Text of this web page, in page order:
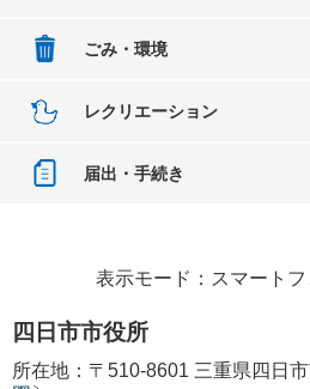
ごみ・環境
レクリエーション
届出・手続き
表示モード：スマートフ
四日市市役所
所在地：〒510-8601 三重県四日